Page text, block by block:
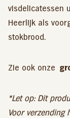
visdelicatessen
Heerlijk als
stokbrood.
Zie ook onze
*Let op: Dit
Voor verzending